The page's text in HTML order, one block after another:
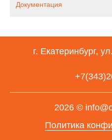
Документация
г. Екатеринбург,
2026 ©
Политика